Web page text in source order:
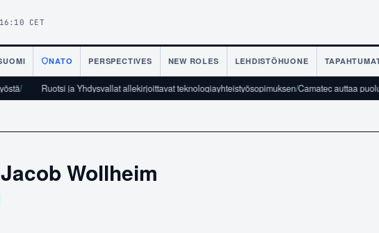
CET
NATO PERSPECTIVES NEW ROLES LEHDISTÖHUONE
/ Ruotsi ja Yhdysvallat allekirjoittavat teknologiayhteistyösopimuksen/Camatec auttaa
Jacob Wollheim